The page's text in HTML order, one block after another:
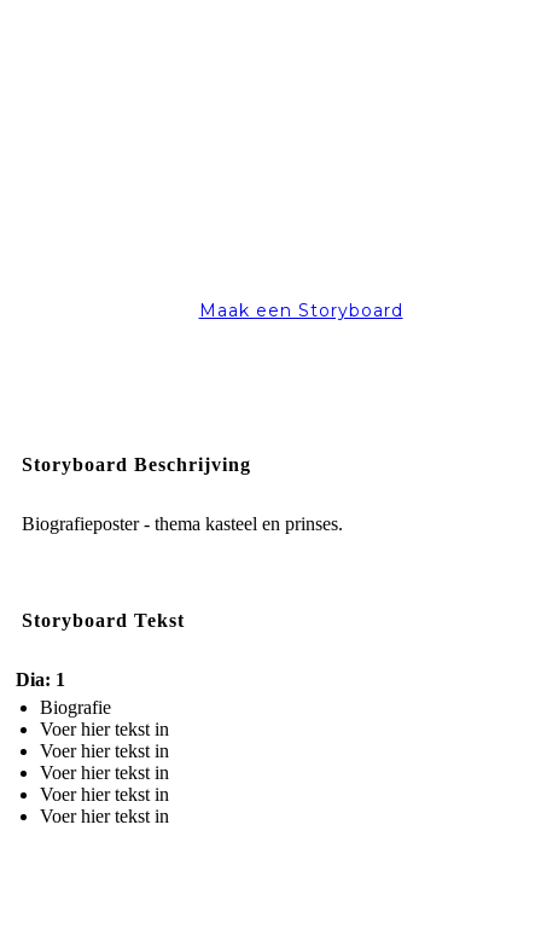
Maak een Storyboard
Storyboard Beschrijving
Biografieposter - thema kasteel en prinses.
Storyboard Tekst
Dia: 1
Biografie
Voer hier tekst in
Voer hier tekst in
Voer hier tekst in
Voer hier tekst in
Voer hier tekst in